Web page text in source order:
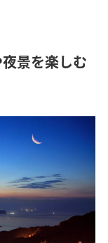
景を楽しむ